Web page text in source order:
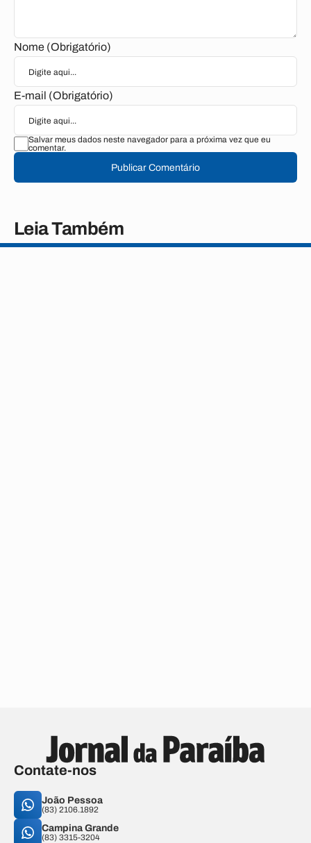
Nome (Obrigatório)
E-mail (Obrigatório)
Salvar meus dados neste navegador para a próxima vez que eu
comentar.
Publicar Comentário
Leia Também
Contate-nos
João Pessoa
(83) 2106.1892
Campina Grande
(83) 3315-3204